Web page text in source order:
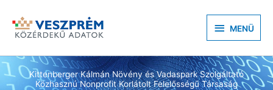
content
MENÜ
MENÜ
Kittenberger Kálmán Növény és Vadaspark Szolgáltató
Közhasznú Nonprofit Korlátolt Felelősségű Társaság